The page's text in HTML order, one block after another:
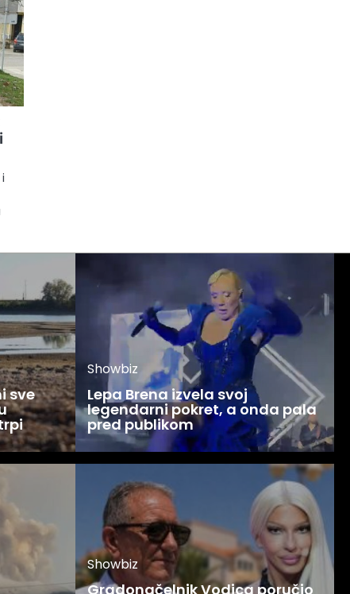
sve
Showbiz
Lepa Brena izvela svoj
legendarni pokret, a onda pala
pred publikom
Showbiz
Gradonačelnik Vodica poručio